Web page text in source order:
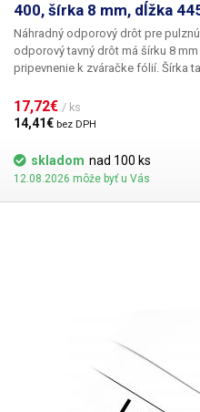
400, šírka 8 mm, dĺžka
Náhradný odporový drôt pre
odporový tavný drôt má šírku 8
pripevnenie k zváračke fólií. Šírka
17,72€ / ks
14,41€ bez DPH
skladom nad 100 ks
12.08.2026 môže byť u Vás